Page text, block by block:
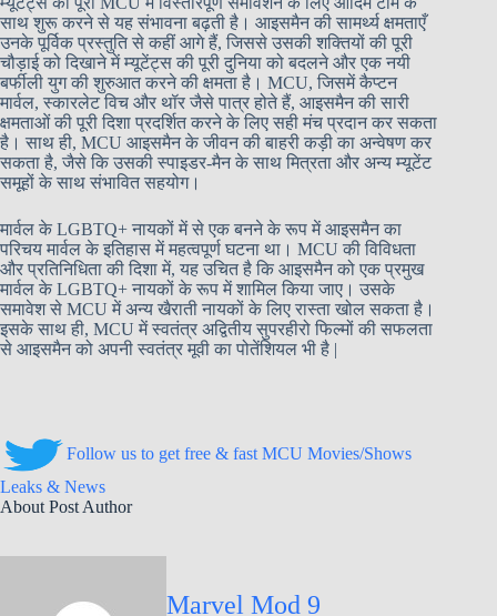
साथ शुरू करने से यह संभावना बढ़ती है। आइसमैन की सामर्थ्य क्षमताएँ
उनके पूर्विक प्रस्तुति से कहीं आगे हैं, जिससे उसकी शक्तियों की पूरी
चौड़ाई को दिखाने में म्यूटेंट्स की पूरी दुनिया को बदलने और एक नयी
बर्फीली युग की शुरुआत करने की क्षमता है। MCU, जिसमें कैप्टन
मार्वल, स्कारलेट विच और थॉर जैसे पात्र होते हैं, आइसमैन की सारी
क्षमताओं की पूरी दिशा प्रदर्शित करने के लिए सही मंच प्रदान कर सकता
है। साथ ही, MCU आइसमैन के जीवन की बाहरी कड़ी का अन्वेषण कर
सकता है, जैसे कि उसकी स्पाइडर-मैन के साथ मित्रता और अन्य म्यूटेंट
समूहों के साथ संभावित सहयोग।
मार्वल के LGBTQ+ नायकों में से एक बनने के रूप में आइसमैन का
परिचय मार्वल के इतिहास में महत्वपूर्ण घटना था। MCU की विविधता
और प्रतिनिधिता की दिशा में, यह उचित है कि आइसमैन को एक प्रमुख
मार्वल के LGBTQ+ नायकों के रूप में शामिल किया जाए। उसके
समावेश से MCU में अन्य खैराती नायकों के लिए रास्ता खोल सकता है।
इसके साथ ही, MCU में स्वतंत्र अद्वितीय सुपरहीरो फिल्मों की सफलता
से आइसमैन को अपनी स्वतंत्र मूवी का पोतेंशियल भी है |
Follow us to get free & fast MCU Movies/Shows
Leaks & News
About Post Author
Marvel Mod 9